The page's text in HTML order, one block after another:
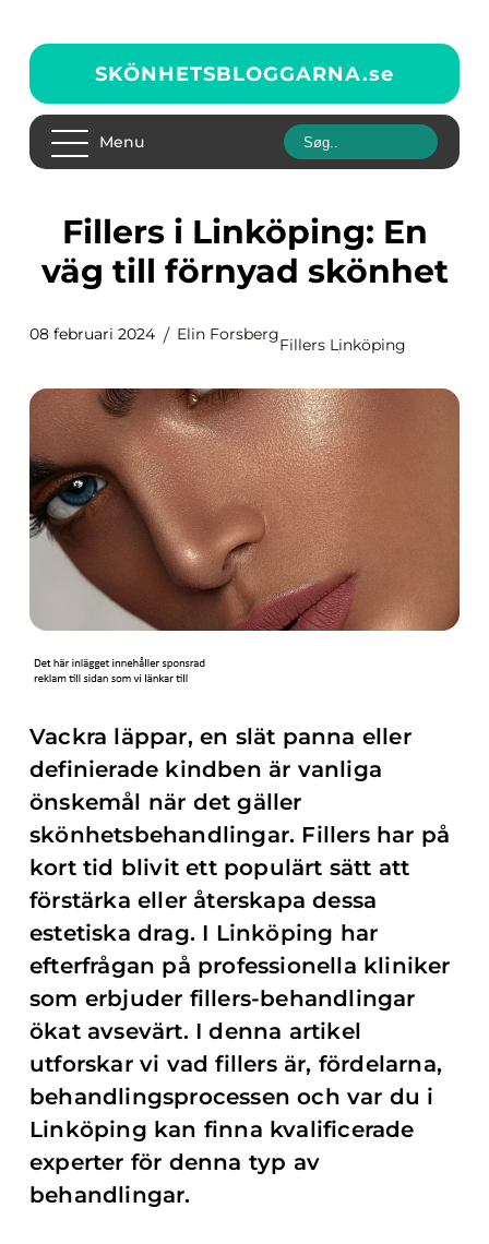
SKÖNHETSBLOGGARNA.se
Menu
Fillers i Linköping: En
väg till förnyad skönhet
08 februari 2024 Elin Forsberg
Fillers Linköping
Vackra läppar, en slät panna eller
definierade kindben är vanliga
önskemål när det gäller
skönhetsbehandlingar. Fillers har på
kort tid blivit ett populärt sätt att
förstärka eller återskapa dessa
estetiska drag. I Linköping har
efterfrågan på professionella kliniker
som erbjuder fillers-behandlingar
ökat avsevärt. I denna artikel
utforskar vi vad fillers är, fördelarna,
behandlingsprocessen och var du i
Linköping kan finna kvalificerade
experter för denna typ av
behandlingar.